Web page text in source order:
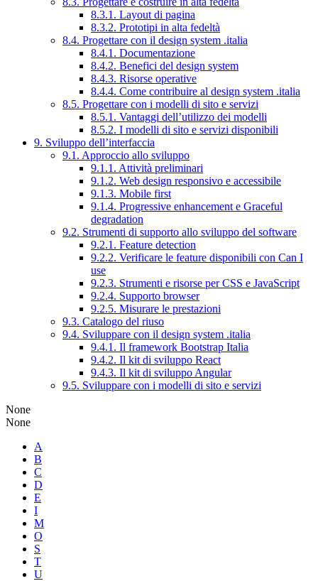
8.3.1. Layout di pagina
8.3.2. Prototipi in alta fedeltà
8.4. Progettare con il design system .italia
8.4.1. Documentazione
8.4.2. Benefici del design system
8.4.3. Risorse operative
8.4.4. Come contribuire al design system .italia
8.5. Progettare con i modelli di sito e servizi
8.5.1. Vantaggi dell’utilizzo dei modelli
8.5.2. I modelli di sito e servizi disponibili
9. Sviluppo dell’interfaccia
9.1. Approccio allo sviluppo
9.1.1. Attività preliminari
9.1.2. Web design responsivo e accessibile
9.1.3. Mobile first
9.1.4. Progressive enhancement e Graceful
degradation
9.2. Strumenti di supporto allo sviluppo del software
9.2.1. Feature detection
9.2.2. Verificare le feature disponibili con Can I
use
9.2.3. Strumenti e risorse per CSS e JavaScript
9.2.4. Supporto browser
9.2.5. Misurare le prestazioni
9.3. Catalogo del riuso
9.4. Sviluppare con il design system .italia
9.4.1. Il framework Bootstrap Italia
9.4.2. Il kit di sviluppo React
9.4.3. Il kit di sviluppo Angular
9.5. Sviluppare con i modelli di sito e servizi
None
None
A
B
C
D
E
I
M
O
S
T
U